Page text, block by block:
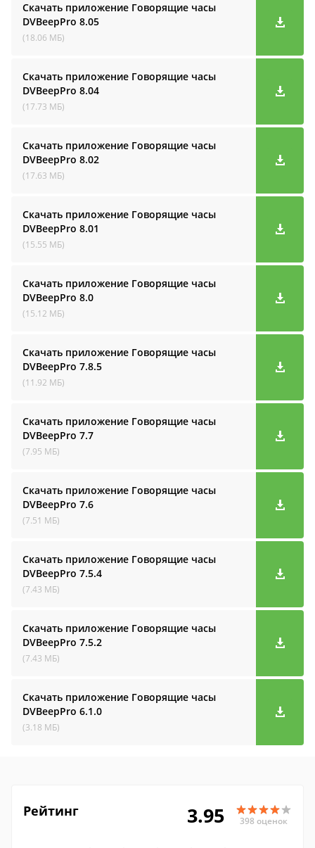
Скачать приложение Говорящие часы
DVBeepPro 8.05
(18.06 МБ)
Скачать приложение Говорящие часы
DVBeepPro 8.04
(17.73 МБ)
Скачать приложение Говорящие часы
DVBeepPro 8.02
(17.63 МБ)
Скачать приложение Говорящие часы
DVBeepPro 8.01
(15.55 МБ)
Скачать приложение Говорящие часы
DVBeepPro 8.0
(15.12 МБ)
Скачать приложение Говорящие часы
DVBeepPro 7.8.5
(11.92 МБ)
Скачать приложение Говорящие часы
DVBeepPro 7.7
(7.95 МБ)
Скачать приложение Говорящие часы
DVBeepPro 7.6
(7.51 МБ)
Скачать приложение Говорящие часы
DVBeepPro 7.5.4
(7.43 МБ)
Скачать приложение Говорящие часы
DVBeepPro 7.5.2
(7.43 МБ)
Скачать приложение Говорящие часы
DVBeepPro 6.1.0
(3.18 МБ)
Рейтинг 3.95 398 оценок